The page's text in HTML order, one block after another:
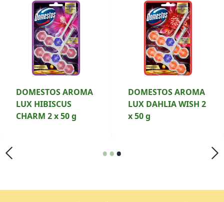
DOMESTOS AROMA
LUX HIBISCUS
CHARM 2 x 50 g
DOMESTOS AROMA
LUX DAHLIA WISH 2
x 50 g
•••